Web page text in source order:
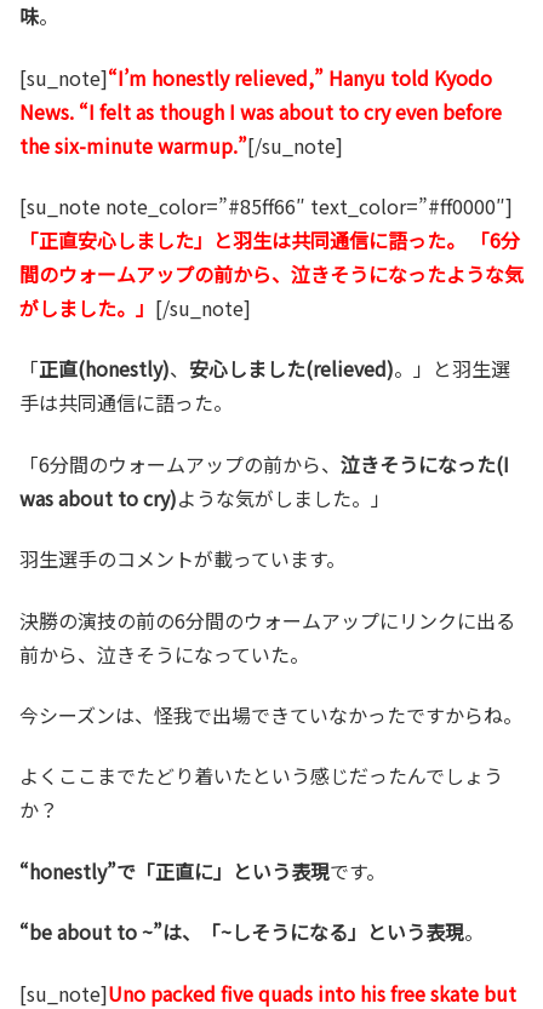
味。
[su_note]“I’m honestly relieved,” Hanyu told Kyodo
News. “I felt as though I was about to cry even before
the six-minute warmup.”[/su_note]
[su_note note_color=”#85ff66″ text_color=”#ff0000″]
「正直安心しました」と羽生は共同通信に語った。 「6分
間のウォームアップの前から、泣きそうになったような気
がしました。」 [/su_note]
「正直(honestly)、 安心しました(relieved)。」と羽生選
手は共同通信に語った。
「6分間のウォームアップの前から、 泣きそうになった(I
was about to cry)ような気がしました。」
羽生選手のコメントが載っています。
決勝の演技の前の6分間のウォームアップにリンクに出る
前から、泣きそうになっていた。
今シーズンは、怪我で出場できていなかったですからね。
よくここまでたどり着いたという感じだったんでしょう
か？
“honestly”で「正直に」という表現です。
“be about to ~”は、「~しそうになる」という表現。
[su_note]Uno packed five quads into his free skate but